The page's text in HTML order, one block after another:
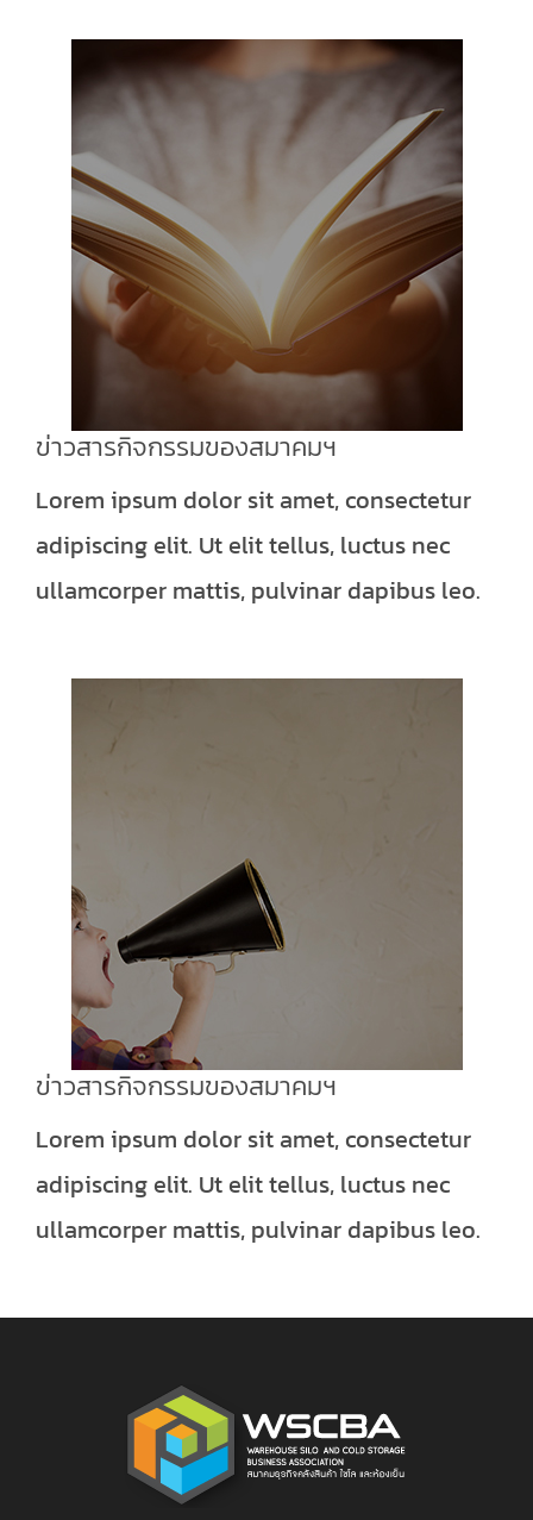
ข่าวสารกิจกรรมของสมาคมฯ
Lorem ipsum dolor sit amet, consectetur
adipiscing elit. Ut elit tellus, luctus nec
ullamcorper mattis, pulvinar dapibus leo.
ข่าวสารกิจกรรมของสมาคมฯ
Lorem ipsum dolor sit amet, consectetur
adipiscing elit. Ut elit tellus, luctus nec
ullamcorper mattis, pulvinar dapibus leo.